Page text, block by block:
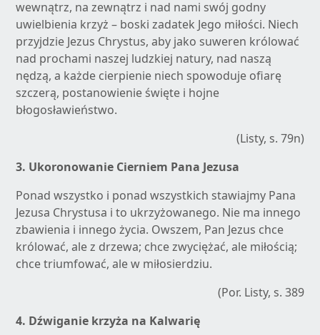
wewnątrz, na zewnątrz i nad nami swój godny
uwielbienia krzyż – boski zadatek Jego miłości. Niech
przyjdzie Jezus Chrystus, aby jako suweren królować
nad prochami naszej ludzkiej natury, nad naszą
nędzą, a każde cierpienie niech spowoduje ofiarę
szczerą, postanowienie święte i hojne
błogosławieństwo.
(Listy, s. 79n)
3. Ukoronowanie Cierniem Pana Jezusa
Ponad wszystko i ponad wszystkich stawiajmy Pana
Jezusa Chrystusa i to ukrzyżowanego. Nie ma innego
zbawienia i innego życia. Owszem, Pan Jezus chce
królować, ale z drzewa; chce zwyciężać, ale miłością;
chce triumfować, ale w miłosierdziu.
(Por. Listy, s. 389
4. Dźwiganie krzyża na Kalwarię